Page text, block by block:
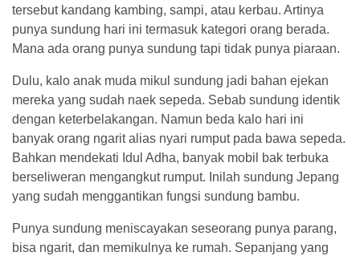
tersebut kandang kambing, sampi, atau kerbau. Artinya
punya sundung hari ini termasuk kategori orang berada.
Mana ada orang punya sundung tapi tidak punya piaraan.
Dulu, kalo anak muda mikul sundung jadi bahan ejekan
mereka yang sudah naek sepeda. Sebab sundung identik
dengan keterbelakangan. Namun beda kalo hari ini
banyak orang ngarit alias nyari rumput pada bawa sepeda.
Bahkan mendekati Idul Adha, banyak mobil bak terbuka
berseliweran mengangkut rumput. Inilah sundung Jepang
yang sudah menggantikan fungsi sundung bambu.
Punya sundung meniscayakan seseorang punya parang,
bisa ngarit, dan memikulnya ke rumah. Sepanjang yang